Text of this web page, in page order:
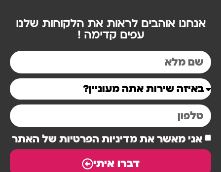
אנחנו אוהבים לראות את הלקוחות שלנו
עפים קדימה !
אני מאשר את מדיניות הפרטיות של האתר
דברו איתי